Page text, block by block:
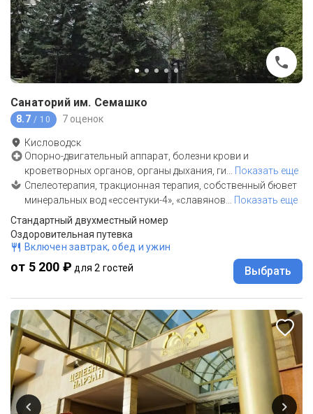
Санаторий им. Семашко
8.7 / 10 7 оценок
Кисловодск
Опорно-двигательный аппарат, болезни крови и
кроветворных органов, органы дыхания, ги
Показать еще
Спелеотерапия, тракционная терапия, собственный бювет
минеральных вод «ессентуки-4», «славянов
Показать еще
Стандартный двухместный номер
Оздоровительная путевка
Включен завтрак, обед и ужин
от 5 200 ₽ для 2 гостей Выбрать